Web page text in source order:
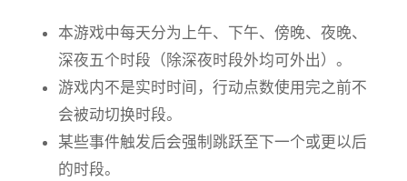
本游戏中每天分为上午、下午、傍晚、夜晚、
深夜五个时段（除深夜时段外均可外出）。
游戏内不是实时时间，行动点数使用完之前不
会被动切换时段。
某些事件触发后会强制跳跃至下一个或更以后
的时段。